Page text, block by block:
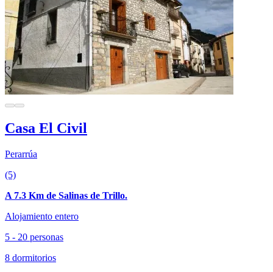
Casa El Civil
Perarrúa
(5)
A 7.3 Km de Salinas de Trillo.
Alojamiento entero
5 - 20 personas
8 dormitorios